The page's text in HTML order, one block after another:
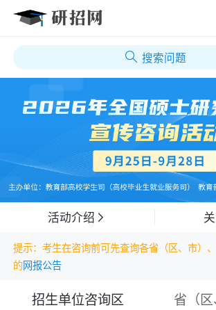
搜索问题
活动介绍
提示：考生在咨询前可先查询各省（区、市）
的网报公告
招生单位咨询区 省（